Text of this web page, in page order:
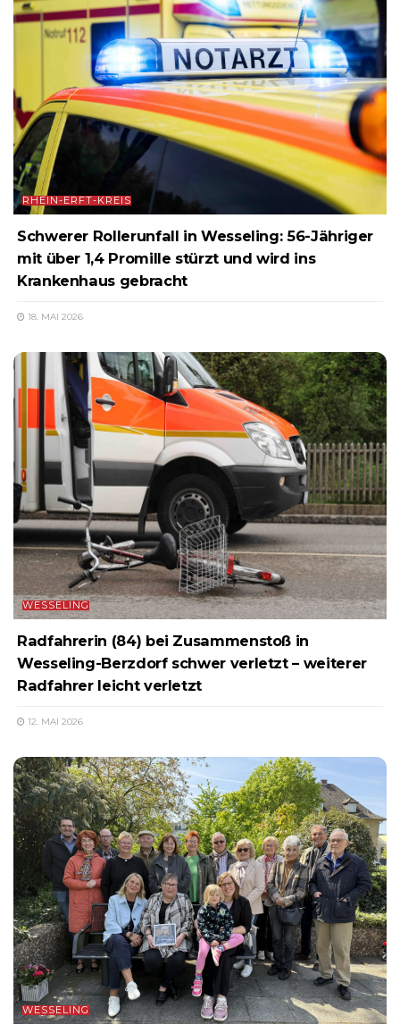
RHEIN-ERFT-KREIS
Schwerer Rollerunfall in Wesseling: 56-Jähriger
mit über 1,4 Promille stürzt und wird ins
Krankenhaus gebracht
18. MAI 2026
WESSELING
Radfahrerin (84) bei Zusammenstoß in
Wesseling-Berzdorf schwer verletzt – weiterer
Radfahrer leicht verletzt
12. MAI 2026
WESSELING